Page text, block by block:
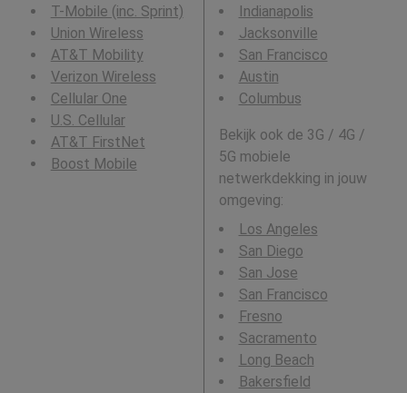
T-Mobile (inc. Sprint)
Union Wireless
AT&T Mobility
Verizon Wireless
Cellular One
U.S. Cellular
AT&T FirstNet
Boost Mobile
Indianapolis
Jacksonville
San Francisco
Austin
Columbus
Bekijk ook de 3G / 4G /
5G mobiele
netwerkdekking in jouw
omgeving:
Los Angeles
San Diego
San Jose
San Francisco
Fresno
Sacramento
Long Beach
Bakersfield